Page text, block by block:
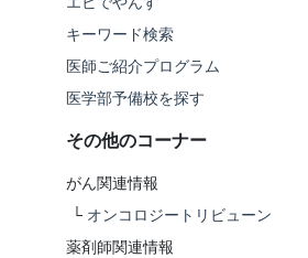
キーワード検索
医師ご紹介プログラム
医学部予備校を探す
その他のコーナー
がん関連情報
└ オンコロジートリビューン
薬剤師関連情報